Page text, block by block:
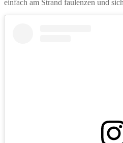
einfach am Strand faulenzen und